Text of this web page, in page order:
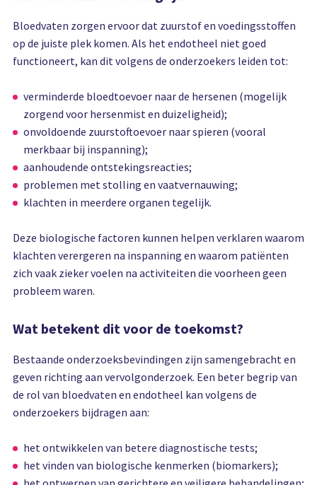
Bloedvaten zorgen ervoor dat zuurstof en voedingsstoffen
op de juiste plek komen. Als het endotheel niet goed
functioneert, kan dit volgens de onderzoekers leiden tot:
verminderde bloedtoevoer naar de hersenen (mogelijk
zorgend voor hersenmist en duizeligheid);
onvoldoende zuurstoftoevoer naar spieren (vooral
merkbaar bij inspanning);
aanhoudende ontstekingsreacties;
problemen met stolling en vaatvernauwing;
klachten in meerdere organen tegelijk.
Deze biologische factoren kunnen helpen verklaren waarom
klachten verergeren na inspanning en waarom patiënten
zich vaak zieker voelen na activiteiten die voorheen geen
probleem waren.
Wat betekent dit voor de toekomst?
Bestaande onderzoeksbevindingen zijn samengebracht en
geven richting aan vervolgonderzoek. Een beter begrip van
de rol van bloedvaten en endotheel kan volgens de
onderzoekers bijdragen aan:
het ontwikkelen van betere diagnostische tests;
het vinden van biologische kenmerken (biomarkers);